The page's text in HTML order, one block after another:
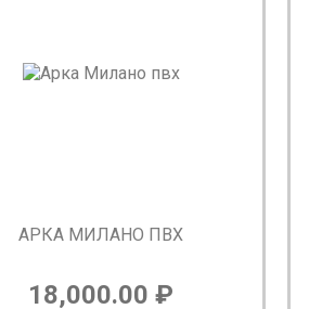
АРКА МИЛАНО ПВХ
18,000.00₽